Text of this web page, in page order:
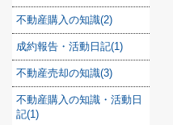
不動産購入の知識(2)
成約報告・活動日記(1)
不動産売却の知識(3)
不動産購入の知識・活動日
記(1)